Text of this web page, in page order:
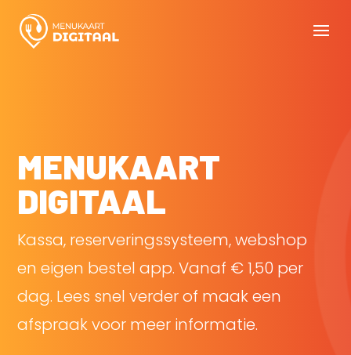
MENUKAART
DIGITAAL
Kassa, reserveringssysteem, webshop
en eigen bestel app. Vanaf € 1,50 per
dag. Lees snel verder of maak een
afspraak voor meer informatie.